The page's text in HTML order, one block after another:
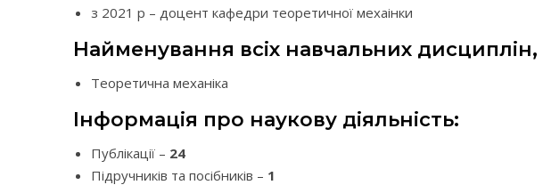
з 2021 р – доцент кафедри теоретичної мехаінки
Найменування всіх навчальних дисциплін,
Теоретична механіка
Інформація про наукову діяльність:
Публікації – 24
Підручників та посібників – 1